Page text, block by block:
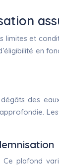
et
en
des
plafond